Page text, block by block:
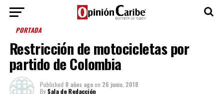
PORTADA
Restricción de motocicletas por
partido de Colombia
Published 8 años agoon 26 junio, 2018
By Sala de Redacción